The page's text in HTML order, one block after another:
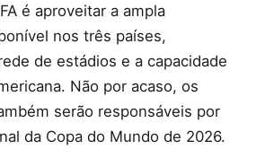
é aproveitar a ampla
nos três países,
de estádios e a capacidade
Não por acaso, os
serão responsáveis por
da Copa do Mundo de 2026.